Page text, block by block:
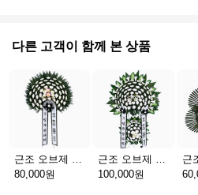
다른 고객이 함께 본 상품
근조 오브제 1단 B
80,000원
근조 오브제 2단 B
100,000원